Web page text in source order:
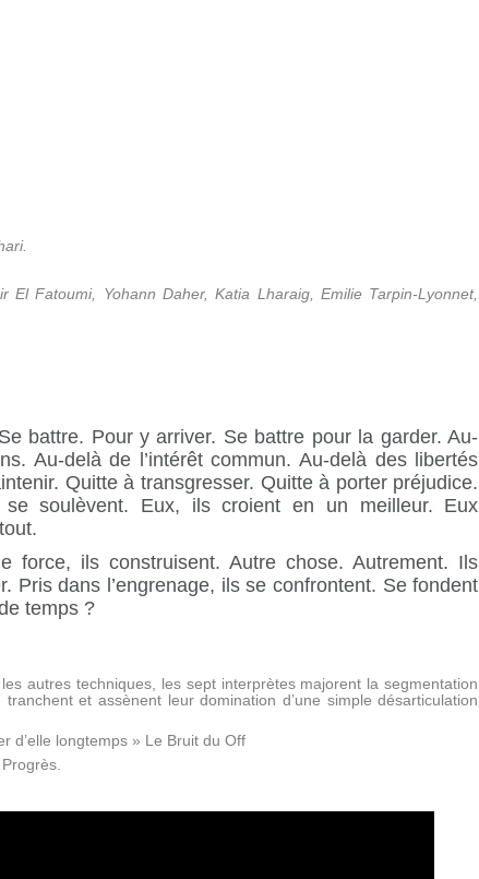
El Fatoumi, Yohann Daher, Katia Lharaig, Emilie Tarpin-Lyonnet,
battre. Pour y arriver. Se battre pour la garder. Au-
Au-delà de l’intérêt commun. Au-delà des libertés
Quitte à transgresser. Quitte à porter préjudice.
soulèvent. Eux, ils croient en un meilleur. Eux
ils construisent. Autre chose. Autrement. Ils
Pris dans l’engrenage, ils se confrontent. Se fondent
temps ?
autres techniques, les sept interprètes majorent la segmentation
et assènent leur domination d’une simple désarticulation
d’elle longtemps » Le Bruit du Off